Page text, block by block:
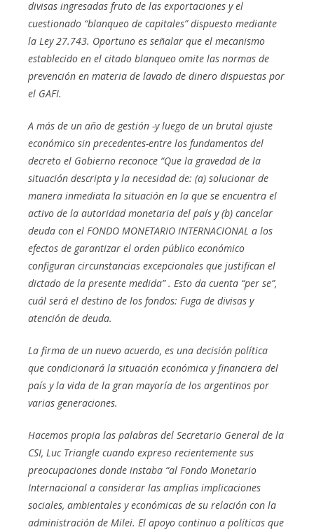
divisas ingresadas fruto de las exportaciones y el
cuestionado “blanqueo de capitales” dispuesto mediante
la Ley 27.743. Oportuno es señalar que el mecanismo
establecido en el citado blanqueo omite las normas de
prevención en materia de lavado de dinero dispuestas por
el GAFI.
A más de un año de gestión -y luego de un brutal ajuste
económico sin precedentes-entre los fundamentos del
decreto el Gobierno reconoce “Que la gravedad de la
situación descripta y la necesidad de: (a) solucionar de
manera inmediata la situación en la que se encuentra el
activo de la autoridad monetaria del país y (b) cancelar
deuda con el FONDO MONETARIO INTERNACIONAL a los
efectos de garantizar el orden público económico
configuran circunstancias excepcionales que justifican el
dictado de la presente medida” . Esto da cuenta “per se”,
cuál será el destino de los fondos: Fuga de divisas y
atención de deuda.
La firma de un nuevo acuerdo, es una decisión política
que condicionará la situación económica y financiera del
país y la vida de la gran mayoría de los argentinos por
varias generaciones.
Hacemos propia las palabras del Secretario General de la
CSI, Luc Triangle cuando expreso recientemente sus
preocupaciones donde instaba “al Fondo Monetario
Internacional a considerar las amplias implicaciones
sociales, ambientales y económicas de su relación con la
administración de Milei. El apoyo continuo a políticas que